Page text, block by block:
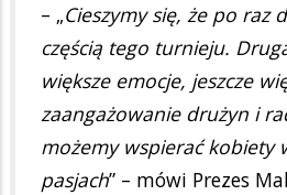
– „Cieszymy się, że po raz
częścią tego turnieju.
większe emocje, jeszcze
zaangażowanie drużyn i
możemy wspierać kobiety
pasjach” – mówi Prezes